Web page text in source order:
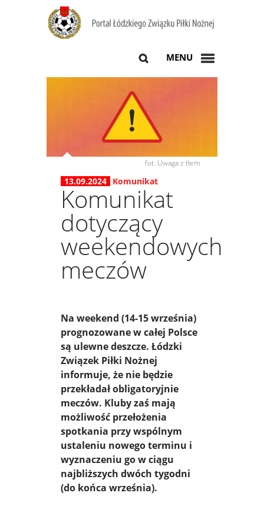
MENU
fot. Uwaga z tłem
13.09.2024 Komunikat
Komunikat
dotyczący
weekendowych
meczów
Na weekend (14-15 września)
prognozowane w całej Polsce
są ulewne deszcze. Łódzki
Związek Piłki Nożnej
informuje, że nie będzie
przekładał obligatoryjnie
meczów. Kluby zaś mają
możliwość przełożenia
spotkania przy wspólnym
ustaleniu nowego terminu i
wyznaczeniu go w ciągu
najbliższych dwóch tygodni
(do końca września).